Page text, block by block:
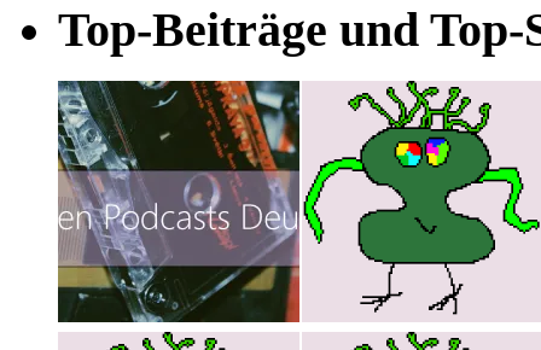
Top-Beiträge und Top-